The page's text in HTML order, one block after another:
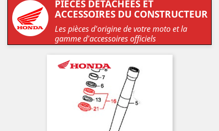
PIÈCES DÉTACHÉES ET
ACCESSOIRES DU CONSTRUCTEUR
Les pièces d'origine de votre moto et la
gamme d'accessoires officiels